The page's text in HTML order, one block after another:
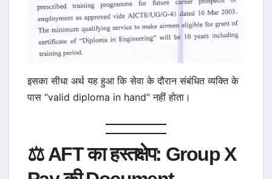
इसका सीधा अर्थ यह हुआ कि सेवा के दौरान संबंधित व्यक्ति के
पास “valid diploma in hand” नहीं होता।
⚖️ AFT का हस्तक्षेप: Group X